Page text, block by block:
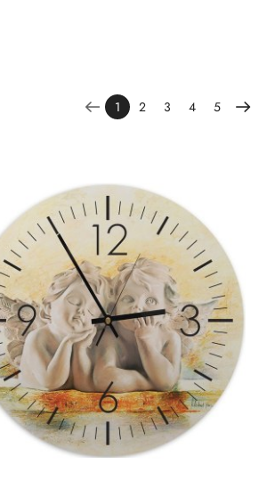
1 2 3 4 5